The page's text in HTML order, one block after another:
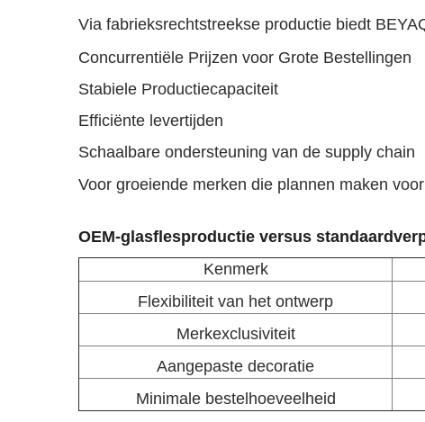
Via fabrieksrechtstreekse productie biedt
Concurrentiële Prijzen voor Grote Bestellingen
Stabiele Productiecapaciteit
Efficiënte levertijden
Schaalbare ondersteuning van de supply chain
Voor groeiende merken die plannen maken
OEM-glasflesproductie versus
Kenmerk
Flexibiliteit van het ontwerp
Merkexclusiviteit
Aangepaste decoratie
Minimale bestelhoeveelheid